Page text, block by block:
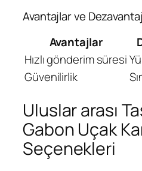
Avantajlar ve
Avantajlar
Hızlı gönderim süresi
Güvenilirlik
Uluslar arası
Gabon Uçak
Seçenekleri